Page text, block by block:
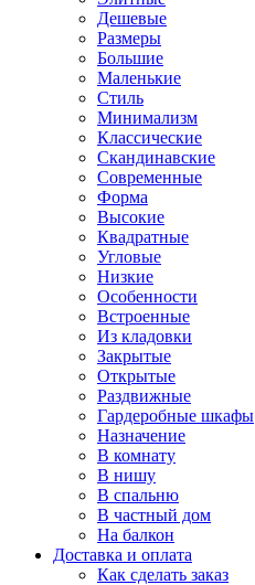
Дешевые
Размеры
Большие
Маленькие
Стиль
Минимализм
Классические
Скандинавские
Современные
Форма
Высокие
Квадратные
Угловые
Низкие
Особенности
Встроенные
Из кладовки
Закрытые
Открытые
Раздвижные
Гардеробные шкафы
Назначение
В комнату
В нишу
В спальню
В частный дом
На балкон
Доставка и оплата
Как сделать заказ